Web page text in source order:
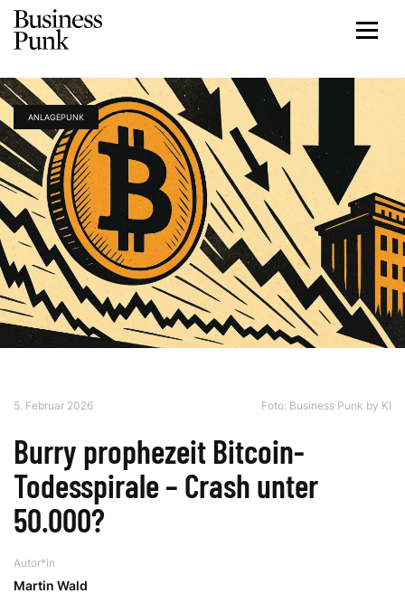
ANLAGEPUNK
5. Februar 2026 Foto: Business Punk by KI
Burry prophezeit Bitcoin-
Todesspirale – Crash unter
50.000?
Autor*in
Martin Wald